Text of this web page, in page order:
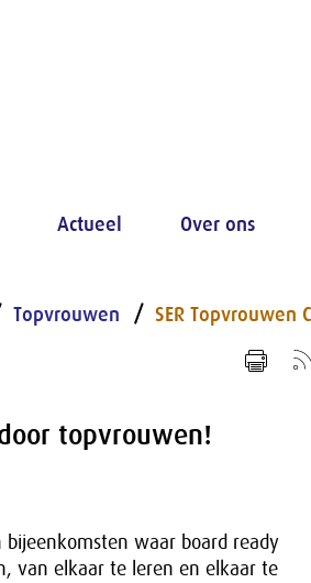
Actueel Over ons
Topvrouwen SER Topvrouwen
topvrouwen!
bijeenkomsten waar board ready
van elkaar te leren en elkaar te